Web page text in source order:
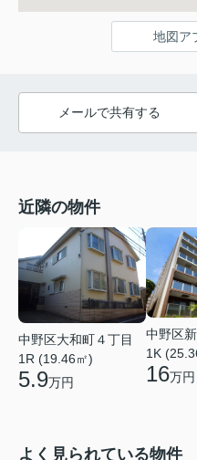
地図ア
メールで共有する
近隣の物件
中野区大和町４丁目
1R (19.46㎡)
5.9万円
中野区
1K
16万円
よく見られている物件